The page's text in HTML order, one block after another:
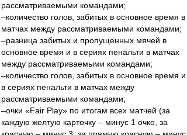
рассматриваемыми командами;
–количество голов, забитых в основное время в
матчах между рассматриваемыми командами;
–разница забитых и пропущенных мячей в
основное время и в сериях пенальти в матчах
между рассматриваемыми командами;
–количество голов, забитых в основное время и
в сериях пенальти в матчах между
рассматриваемыми командами;
–очки «Fair Play» по итогам всех матчей (за
каждую желтую карточку – минус 1 очко, за